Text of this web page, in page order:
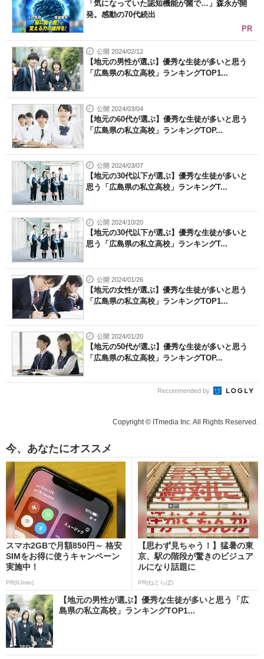
「気になっていた認知機能が菌で…」森永が開
発。感動の70代続出
PR
公開 2024/02/12
【地元の男性が選ぶ】優秀な生徒が多いと思う
「広島県の私立高校」ランキングTOP1...
公開 2024/03/04
【地元の60代が選ぶ】優秀な生徒が多いと思う
「広島県の私立高校」ランキングTOP...
公開 2024/03/07
【地元の30代以下が選ぶ】優秀な生徒が多いと
思う「広島県の私立高校」ランキングT...
公開 2024/10/20
【地元の30代以下が選ぶ】優秀な生徒が多いと
思う「広島県の私立高校」ランキングT...
公開 2024/01/26
【地元の女性が選ぶ】優秀な生徒が多いと思う
「広島県の私立高校」ランキングTOP1...
公開 2024/01/20
【地元の50代が選ぶ】優秀な生徒が多いと思う
「広島県の私立高校」ランキングTOP...
Recommended by
Copyright © ITmedia Inc. All Rights Reserved.
今、あなたにオススメ
スマホ2GBで月額850円～ 格安
SIMをお得に使うキャンペーン
実施中！
PR(IIJmio)
【思わず見ちゃう！】猛暑の東
京、駅の階段が驚きのビジュア
ルになり話題に
PR(ねとらぼ)
【地元の男性が選ぶ】優秀な生徒が多いと思う「広
島県の私立高校」ランキングTOP1...